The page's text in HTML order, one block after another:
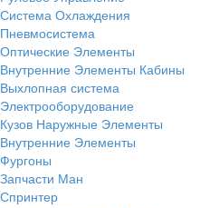
Система Охлаждения
Пневмосистема
Оптические Элементы
Внутренние Элементы Кабины
Выхлопная система
Электрооборудование
Кузов Наружные Элементы
Внутренние Элементы
Фургоны
Запчасти Ман
Спринтер